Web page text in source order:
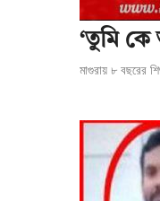
‘তুমি কে
মাগুরায় ৮ বছরের